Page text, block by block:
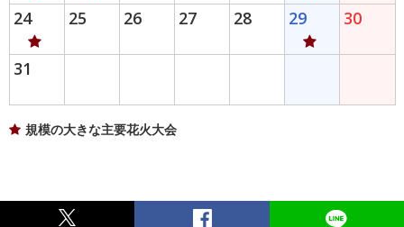
24 25 26 27 28 29 30
31
規模の大きな主要花火大会